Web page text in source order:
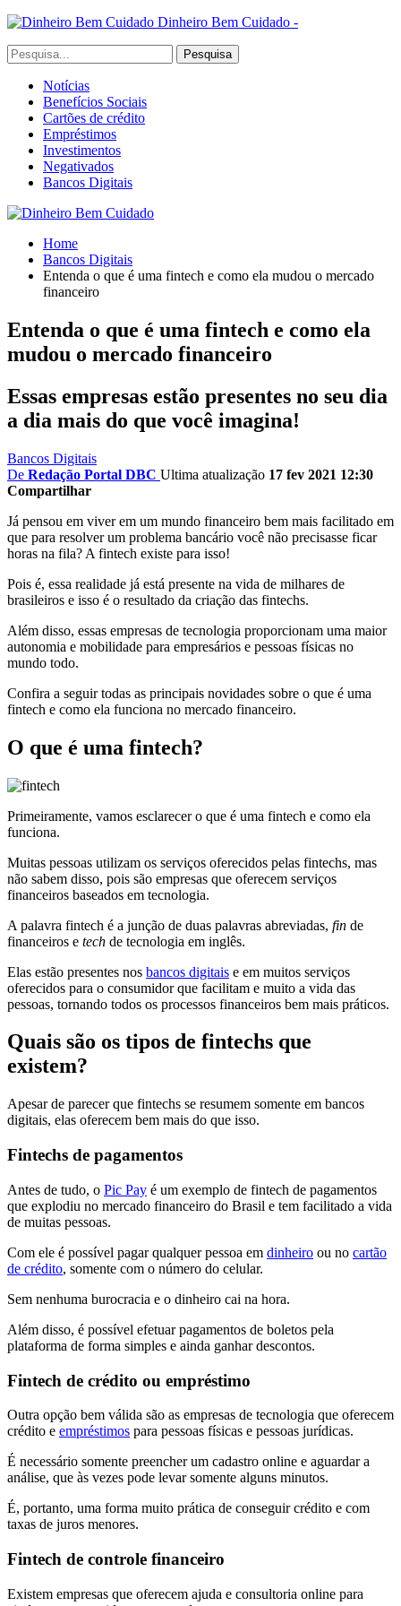
Dinheiro Bem Cuidado -
Notícias
Benefícios Sociais
Cartões de crédito
Empréstimos
Investimentos
Negativados
Bancos Digitais
Home
Bancos Digitais
Entenda o que é uma fintech e como ela mudou o mercado
financeiro
Entenda o que é uma fintech e como ela
mudou o mercado financeiro
Essas empresas estão presentes no seu dia
a dia mais do que você imagina!
Bancos Digitais
De Redação Portal DBC Ultima atualização 17 fev 2021 12:30
Compartilhar
Já pensou em viver em um mundo financeiro bem mais facilitado em
que para resolver um problema bancário você não precisasse ficar
horas na fila? A fintech existe para isso!
Pois é, essa realidade já está presente na vida de milhares de
brasileiros e isso é o resultado da criação das fintechs.
Além disso, essas empresas de tecnologia proporcionam uma maior
autonomia e mobilidade para empresários e pessoas físicas no
mundo todo.
Confira a seguir todas as principais novidades sobre o que é uma
fintech e como ela funciona no mercado financeiro.
O que é uma fintech?
Primeiramente, vamos esclarecer o que é uma fintech e como ela
funciona.
Muitas pessoas utilizam os serviços oferecidos pelas fintechs, mas
não sabem disso, pois são empresas que oferecem serviços
financeiros baseados em tecnologia.
A palavra fintech é a junção de duas palavras abreviadas, fin de
financeiros e tech de tecnologia em inglês.
Elas estão presentes nos bancos digitais e em muitos serviços
oferecidos para o consumidor que facilitam e muito a vida das
pessoas, tornando todos os processos financeiros bem mais práticos.
Quais são os tipos de fintechs que
existem?
Apesar de parecer que fintechs se resumem somente em bancos
digitais, elas oferecem bem mais do que isso.
Fintechs de pagamentos
Antes de tudo, o Pic Pay é um exemplo de fintech de pagamentos
que explodiu no mercado financeiro do Brasil e tem facilitado a vida
de muitas pessoas.
Com ele é possível pagar qualquer pessoa em dinheiro ou no cartão
de crédito, somente com o número do celular.
Sem nenhuma burocracia e o dinheiro cai na hora.
Além disso, é possível efetuar pagamentos de boletos pela
plataforma de forma simples e ainda ganhar descontos.
Fintech de crédito ou empréstimo
Outra opção bem válida são as empresas de tecnologia que oferecem
crédito e empréstimos para pessoas físicas e pessoas jurídicas.
É necessário somente preencher um cadastro online e aguardar a
análise, que às vezes pode levar somente alguns minutos.
É, portanto, uma forma muito prática de conseguir crédito e com
taxas de juros menores.
Fintech de controle financeiro
Existem empresas que oferecem ajuda e consultoria online para